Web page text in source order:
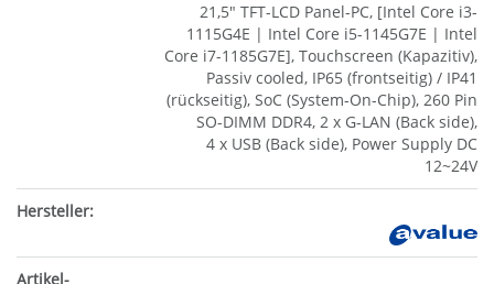
21,5" TFT-LCD Panel-PC, [Intel Core i3-
1115G4E | Intel Core i5-1145G7E | Intel
Core i7-1185G7E], Touchscreen (Kapazitiv),
Passiv cooled, IP65 (frontseitig) / IP41
(rückseitig), SoC (System-On-Chip), 260 Pin
SO-DIMM DDR4, 2 x G-LAN (Back side),
4 x USB (Back side), Power Supply DC
12~24V